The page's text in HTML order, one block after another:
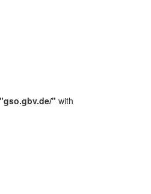
"gso.gbv.de/" with